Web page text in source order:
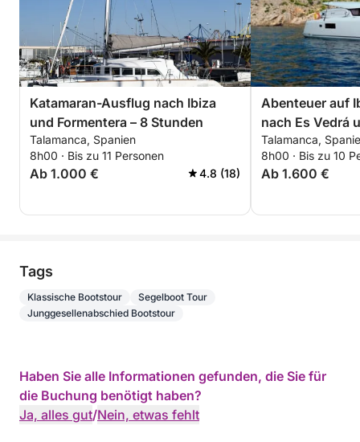
Katamaran-Ausflug nach Ibiza
und Formentera – 8 Stunden
Talamanca, Spanien
8h00 · Bis zu 11 Personen
Ab 1.000 € 4.8 (18)
Abenteuer auf
nach Es Vedrá
geheime Ecken
Talamanca,
8h00 · Bis zu 10
Ab 1.600 €
Tags
Klassische Bootstour
Segelboot Tour
Junggesellenabschied Bootstour
Haben Sie alle Informationen gefunden, die Sie für
die Buchung benötigt haben?
Ja, alles gut/Nein, etwas fehlt